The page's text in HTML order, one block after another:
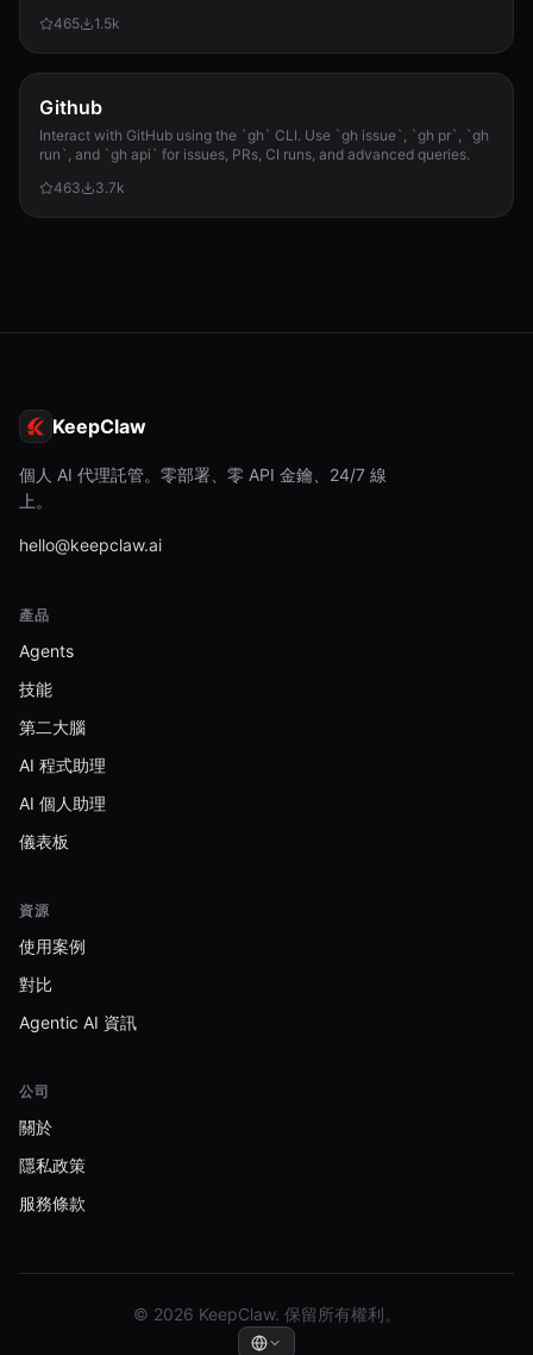
required.
465 1.5k
Github
Interact with GitHub using the `gh` CLI. Use `gh issue`, `gh pr`, `gh
run`, and `gh api` for issues, PRs, CI runs, and advanced queries.
463
3.7k
KeepClaw
個人 AI 代理託管。零部署、零 API 金鑰、24/7 線
上。
hello@keepclaw.ai
產品
Agents
技能
第二大腦
AI 程式助理
AI 個人助理
儀表板
資源
使用案例
對比
Agentic AI 資訊
公司
關於
隱私政策
服務條款
© 2026 KeepClaw. 保留所有權利。